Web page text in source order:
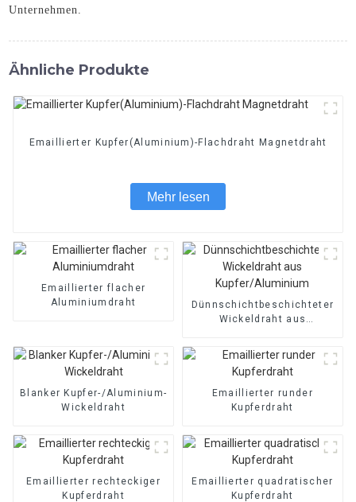
Unternehmen.
Ähnliche Produkte
Emaillierter Kupfer(Aluminium)-Flachdraht Magnetdraht
Mehr lesen
Emaillierter flacher
Aluminiumdraht
Dünnschichtbeschichteter
Wickeldraht aus
Blanker Kupfer-/Aluminium-
Wickeldraht
Emaillierter runder
Kupferdraht
Emaillierter rechteckiger
Kupferdraht
Emaillierter quadratischer
Kupferdraht